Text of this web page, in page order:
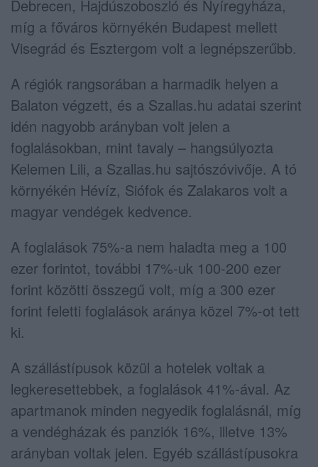
Debrecen, Hajdúszoboszló és Nyíregyháza,
míg a főváros környékén Budapest mellett
Visegrád és Esztergom volt a legnépszerűbb.
A régiók rangsorában a harmadik helyen a
Balaton végzett, és a Szallas.hu adatai szerint
idén nagyobb arányban volt jelen a
foglalásokban, mint tavaly – hangsúlyozta
Kelemen Lili, a Szallas.hu sajtószóvivője. A tó
környékén Hévíz, Siófok és Zalakaros volt a
magyar vendégek kedvence.
A foglalások 75%-a nem haladta meg a 100
ezer forintot, további 17%-uk 100-200 ezer
forint közötti összegű volt, míg a 300 ezer
forint feletti foglalások aránya közel 7%-ot tett
ki.
A szállástípusok közül a hotelek voltak a
legkeresettebbek, a foglalások 41%-ával. Az
apartmanok minden negyedik foglalásnál, míg
a vendégházak és panziók 16%, illetve 13%
arányban voltak jelen. Egyéb szállástípusokra